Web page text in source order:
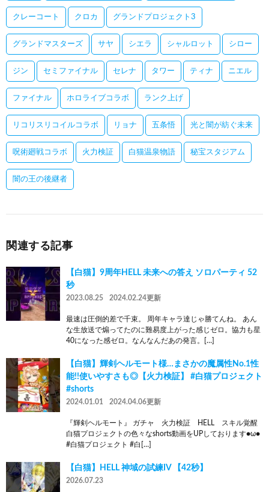
クレーコート クロカ グランドプロジェクト3
グランドマスターズ サヤ シエラ シャルロット シロー
ジン セミファイナル セレナ タワー ティナ ニエル
ファイナル ホロライブコラボ ランク上げ
リコリスリコイルコラボ リョナ 五条悟 光と闇が紡ぐ未来
呪術廻戦コラボ 火力検証 白猫温泉物語 秘宝スタジアム
闇の王の後継者
関連する記事
【白猫】9周年HELL 未来への答え ソロパーティ 52
秒
2023.08.25 2024.02.24更新
最速は圧倒的差で千束。 周年キャラ達じゃ勝てんね。 あん
な生放送で煽ってたのに難易度上がった感じゼロ。協力も星
40になった感ゼロ。なんなんだあの発言。[…]
【白猫】輝剣ヘルモート様…まさかの魔属性No.1性
能!!使いやすさも◎【火力検証】 #白猫プロジェクト
#shorts
2024.01.01 2024.04.06更新
『輝剣ヘルモート』 ガチャ 火力検証 HELL スキル覚醒
白猫プロジェクトの色々なshorts動画をUPしております●ω●
#白猫プロジェクト #白[…]
【白猫】HELL 神域の試練IV 【42秒】
2026.07.23